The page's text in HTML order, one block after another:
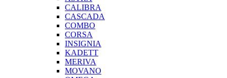
CALIBRA
CASCADA
COMBO
CORSA
INSIGNIA
KADETT
MERIVA
MOVANO